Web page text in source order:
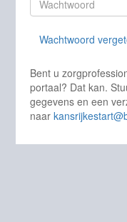
Wachtwoord
Bent u
portaal? Dat kan.
gegevens en een
naar